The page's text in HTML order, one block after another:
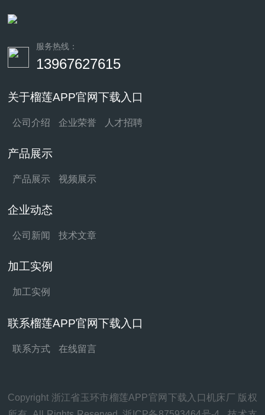
服务热线：
13967627615
关于榴莲APP官网下载入口
公司介绍 企业荣誉 人才招聘
产品展示
产品展示 视频展示
企业动态
公司新闻 技术文章
加工实例
加工实例
联系榴莲APP官网下载入口
联系方式 在线留言
Copyright 浙江省玉环市榴莲APP官网下载入口机床厂 版权